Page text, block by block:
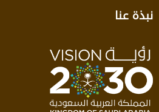
نبذة عنا